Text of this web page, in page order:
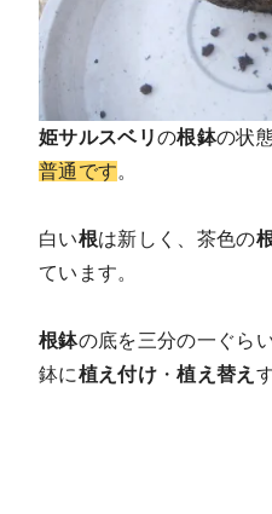
姫サルスベリの根鉢の状
普通です。
白い根は新しく、茶色の
ています。
根鉢の底を三分の一ぐら
鉢に植え付け・植え替え